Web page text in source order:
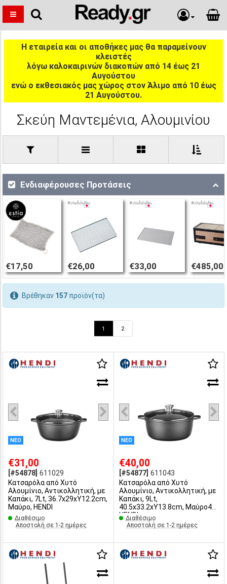
Η εταιρεία και οι αποθήκες μας θα παραμείνουν
κλειστές
λόγω καλοκαιρινών διακοπών από 14 έως 21
Αυγούστου
ενώ ο εκθεσιακός μας χώρος στον Άλιμο από 10 έως
21 Αυγούστου.
Σκεύη Μαντεμένια, Αλουμινίου
Ενδιαφέρουσες Προτάσεις
€17,50 €26,00 €33,00 €485,00
Βρέθηκαν 157 προϊόν(τα)
1 2
ΝΕΟ
€31,00
[#54878] 611029
Κατσαρόλα από Χυτό
Αλουμίνιο, Αντικολλητική, με
Καπάκι, 7Lt, 36.7x29xΥ12.2cm,
Μαύρο, HENDI
Διαθέσιμο
Αποστολή σε 1-2 ημέρες
ΝΕΟ
€40,00
[#54877] 611043
Κατσαρόλα από Χυτό
Αλουμίνιο, Αντικολλητική, με
Καπάκι, 9Lt,
40.5x33.2xΥ13.8cm, Μαύρο45 ,
HENDI
Διαθέσιμο
Αποστολή σε 1-2 ημέρες